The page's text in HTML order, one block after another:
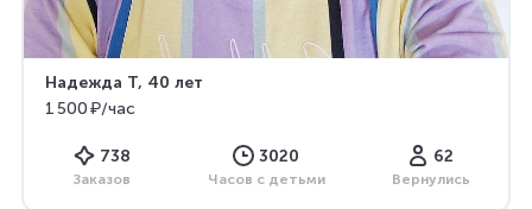
Надежда Т, 40 лет
1 500 ₽/час
738
Заказов
3020
Часов с детьми
62
Вернулись